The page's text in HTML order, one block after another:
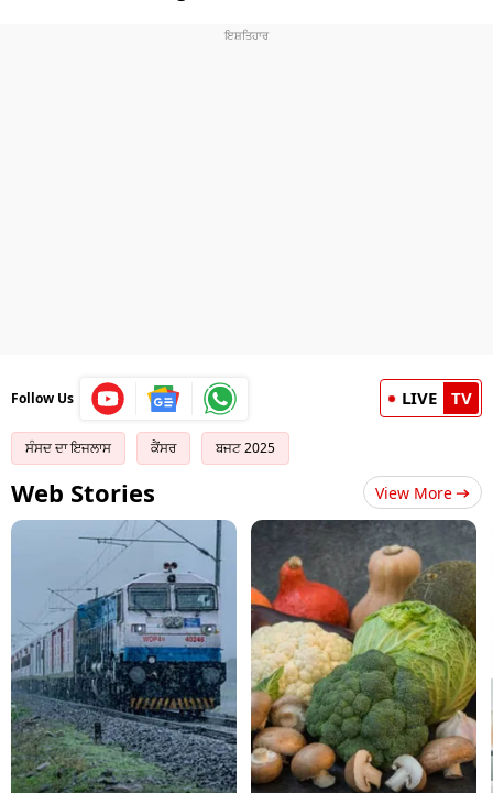
Follow Us LIVE TV
ਸੰਸਦ ਦਾ ਇਜਲਾਸ ਕੈਂਸਰ ਬਜਟ 2025
Web Stories View More